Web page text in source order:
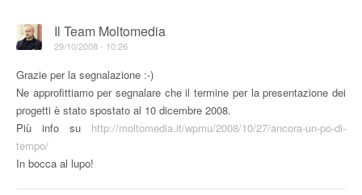
Il Team Moltomedia
29/10/2008 - 10:26
Grazie per la segnalazione :-)
Ne approfittiamo per segnalare che il termine per la presentazione dei
progetti è stato spostato al 10 dicembre 2008.
Più info su http://moltomedia.it/wpmu/2008/10/27/ancora-un-po-di-
tempo/
In bocca al lupo!